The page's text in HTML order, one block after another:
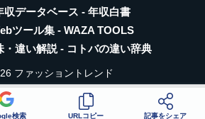
収データベース - 年収白書
ツール集 - WAZA TOOLS
・違い解説 - コトバの違い辞典
ファッショントレンド
検索 URLコピー 記事をシェア